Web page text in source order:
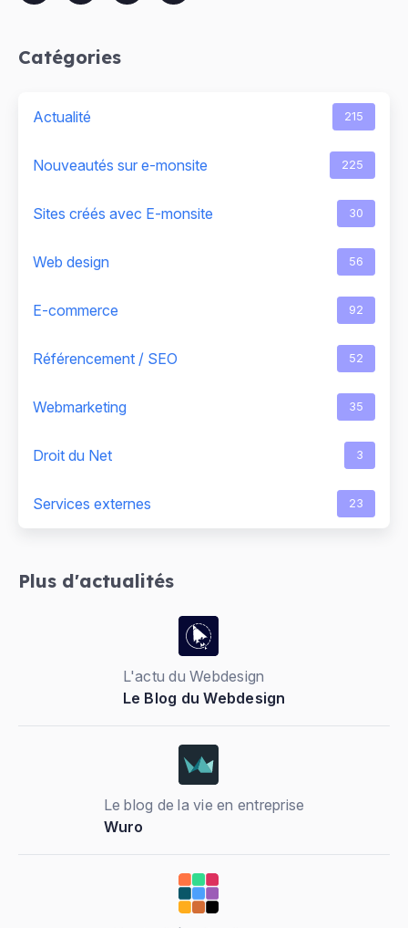
Catégories
Actualité 215
Nouveautés sur e-monsite 225
Sites créés avec E-monsite 30
Web design 56
E-commerce 92
Référencement / SEO 52
Webmarketing 35
Droit du Net 3
Services externes 23
Plus d'actualités
L'actu du Webdesign
Le Blog du Webdesign
Le blog de la vie en entreprise
Wuro